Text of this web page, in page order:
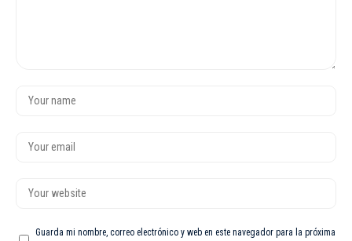
Guarda mi nombre, correo electrónico y web en este navegador para la próxima